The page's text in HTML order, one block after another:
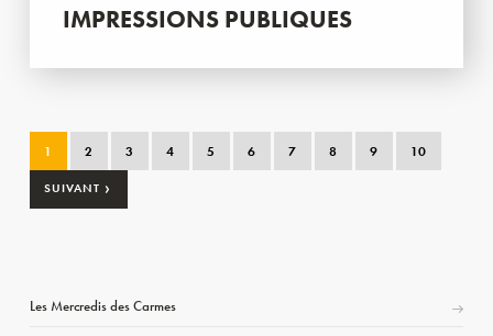
IMPRESSIONS PUBLIQUES
1 2 3 4 5 6 7 8 9 10
SUIVANT ›
Les Mercredis des Carmes